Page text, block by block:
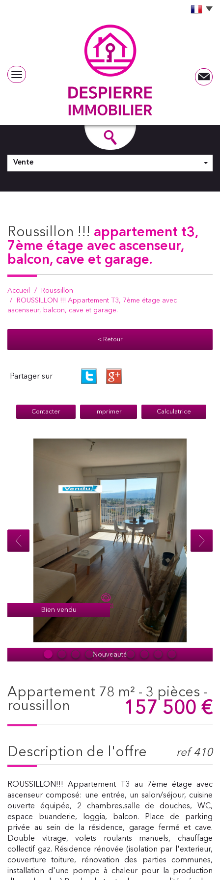
Vente
roussillon !!! appartement t3,
7ème étage avec ascenseur,
balcon, cave et garage.
Accueil
Roussillon
ROUSSILLON !!! Appartement T3, 7ème étage avec
ascenseur, balcon, cave et garage.
< Retour
Partager sur
Contacter Imprimer Calculatrice
Bien vendu
Nouveauté
appartement 78 m² - 3 pièces -
roussillon
157 500 €
description de l'offre ref 410
ROUSSILLON!!! Appartement T3 au 7ème étage avec
ascenseur composé: une entrée, un salon/séjour, cuisine
ouverte équipée, 2 chambres,salle de douches, WC,
espace buanderie, loggia, balcon. Place de parking
privée au sein de la résidence, garage fermé et cave.
Double vitrage, volets roulants manuels, chauffage
collectif gaz. Résidence rénovée (isolation par l'exterieur,
couverture toiture, rénovation des parties communes,
installation d'une pompe à chaleur pour la production